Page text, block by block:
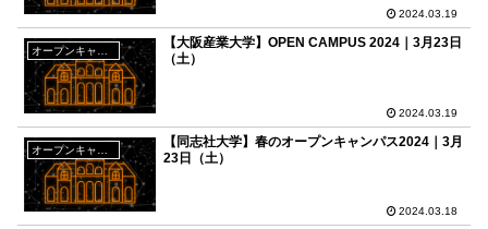
2024.03.19
オープンキャンパス
【大阪産業大学】OPEN CAMPUS 2024｜3月23日
（土）
2024.03.19
【同志社大学】春のオープンキャンパス2024｜3月
23日（土）
2024.03.18